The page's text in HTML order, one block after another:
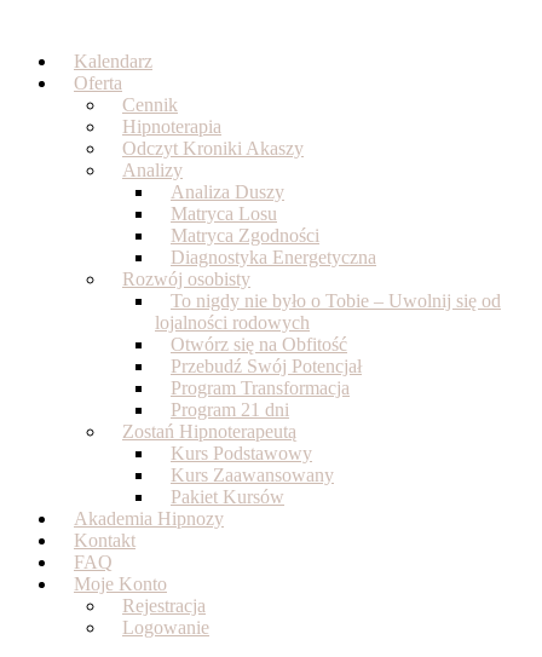
content
Kalendarz
Oferta
Cennik
Hipnoterapia
Odczyt Kroniki Akaszy
Analizy
Analiza Duszy
Matryca Losu
Matryca Zgodności
Diagnostyka Energetyczna
Rozwój osobisty
To nigdy nie było o Tobie – Uwolnij się od
lojalności rodowych
Otwórz się na Obfitość
Przebudź Swój Potencjał
Program Transformacja
Program 21 dni
Zostań Hipnoterapeutą
Kurs Podstawowy
Kurs Zaawansowany
Pakiet Kursów
Akademia Hipnozy
Kontakt
FAQ
Moje Konto
Rejestracja
Logowanie